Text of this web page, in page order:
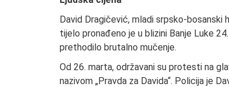
David Dragičević, mladi srpsko-bosanski
tijelo pronađeno je u blizini Banje Luke
prethodilo brutalno mučenje.
Od 26. marta, održavani su protesti na
nazivom „Pravda za Davida“. Policija je